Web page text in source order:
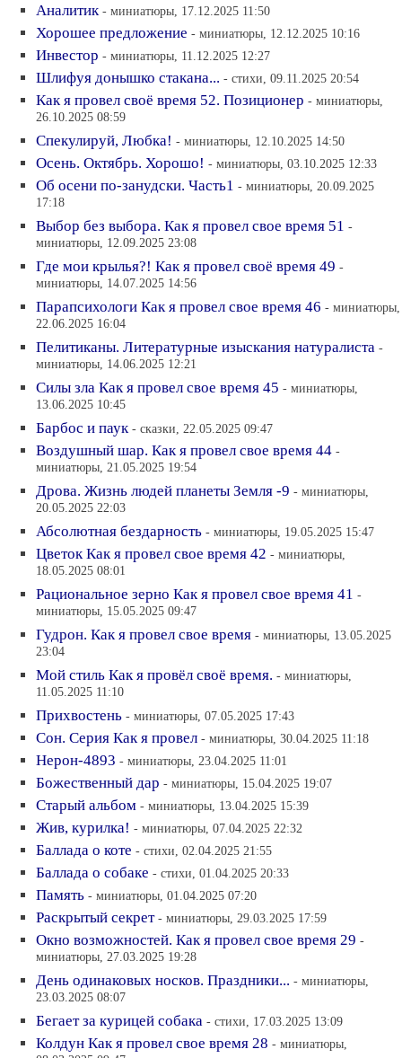
Аналитик - миниатюры, 17.12.2025 11:50
Хорошее предложение - миниатюры, 12.12.2025 10:16
Инвестор - миниатюры, 11.12.2025 12:27
Шлифуя донышко стакана... - стихи, 09.11.2025 20:54
Как я провел своё время 52. Позиционер - миниатюры,
26.10.2025 08:59
Спекулируй, Любка! - миниатюры, 12.10.2025 14:50
Осень. Октябрь. Хорошо! - миниатюры, 03.10.2025 12:33
Об осени по-занудски. Часть1 - миниатюры, 20.09.2025
17:18
Выбор без выбора. Как я провел свое время 51 -
миниатюры, 12.09.2025 23:08
Где мои крылья?! Как я провел своё время 49 -
миниатюры, 14.07.2025 14:56
Парапсихологи Как я провел свое время 46 - миниатюры,
22.06.2025 16:04
Пелитиканы. Литературные изыскания натуралиста -
миниатюры, 14.06.2025 12:21
Силы зла Как я провел свое время 45 - миниатюры,
13.06.2025 10:45
Барбос и паук - сказки, 22.05.2025 09:47
Воздушный шар. Как я провел свое время 44 -
миниатюры, 21.05.2025 19:54
Дрова. Жизнь людей планеты Земля -9 - миниатюры,
20.05.2025 22:03
Абсолютная бездарность - миниатюры, 19.05.2025 15:47
Цветок Как я провел свое время 42 - миниатюры,
18.05.2025 08:01
Рациональное зерно Как я провел свое время 41 -
миниатюры, 15.05.2025 09:47
Гудрон. Как я провел свое время - миниатюры, 13.05.2025
23:04
Мой стиль Как я провёл своё время. - миниатюры,
11.05.2025 11:10
Прихвостень - миниатюры, 07.05.2025 17:43
Сон. Серия Как я провел - миниатюры, 30.04.2025 11:18
Нерон-4893 - миниатюры, 23.04.2025 11:01
Божественный дар - миниатюры, 15.04.2025 19:07
Старый альбом - миниатюры, 13.04.2025 15:39
Жив, курилка! - миниатюры, 07.04.2025 22:32
Баллада о коте - стихи, 02.04.2025 21:55
Баллада о собаке - стихи, 01.04.2025 20:33
Память - миниатюры, 01.04.2025 07:20
Раскрытый секрет - миниатюры, 29.03.2025 17:59
Окно возможностей. Как я провел свое время 29 -
миниатюры, 27.03.2025 19:28
День одинаковых носков. Праздники... - миниатюры,
23.03.2025 08:07
Бегает за курицей собака - стихи, 17.03.2025 13:09
Колдун Как я провел свое время 28 - миниатюры,